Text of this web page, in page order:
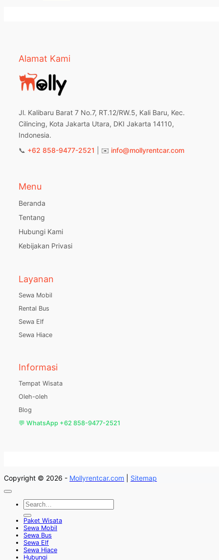
Alamat Kami
Jl. Kalibaru Barat 7 No.7, RT.12/RW.5, Kali Baru, Kec.
Cilincing, Kota Jakarta Utara, DKI Jakarta 14110,
Indonesia.
📞 +62 858-9477-2521 | ✉️ info@mollyrentcar.com
Menu
Beranda
Tentang
Hubungi Kami
Kebijakan Privasi
Layanan
Sewa Mobil
Rental Bus
Sewa Elf
Sewa Hiace
Informasi
Tempat Wisata
Oleh-oleh
Blog
💬 WhatsApp +62 858-9477-2521
Copyright © 2026 - Mollyrentcar.com Sitemap
Paket Wisata
Sewa Mobil
Sewa Bus
Sewa Elf
Sewa Hiace
Hubungi